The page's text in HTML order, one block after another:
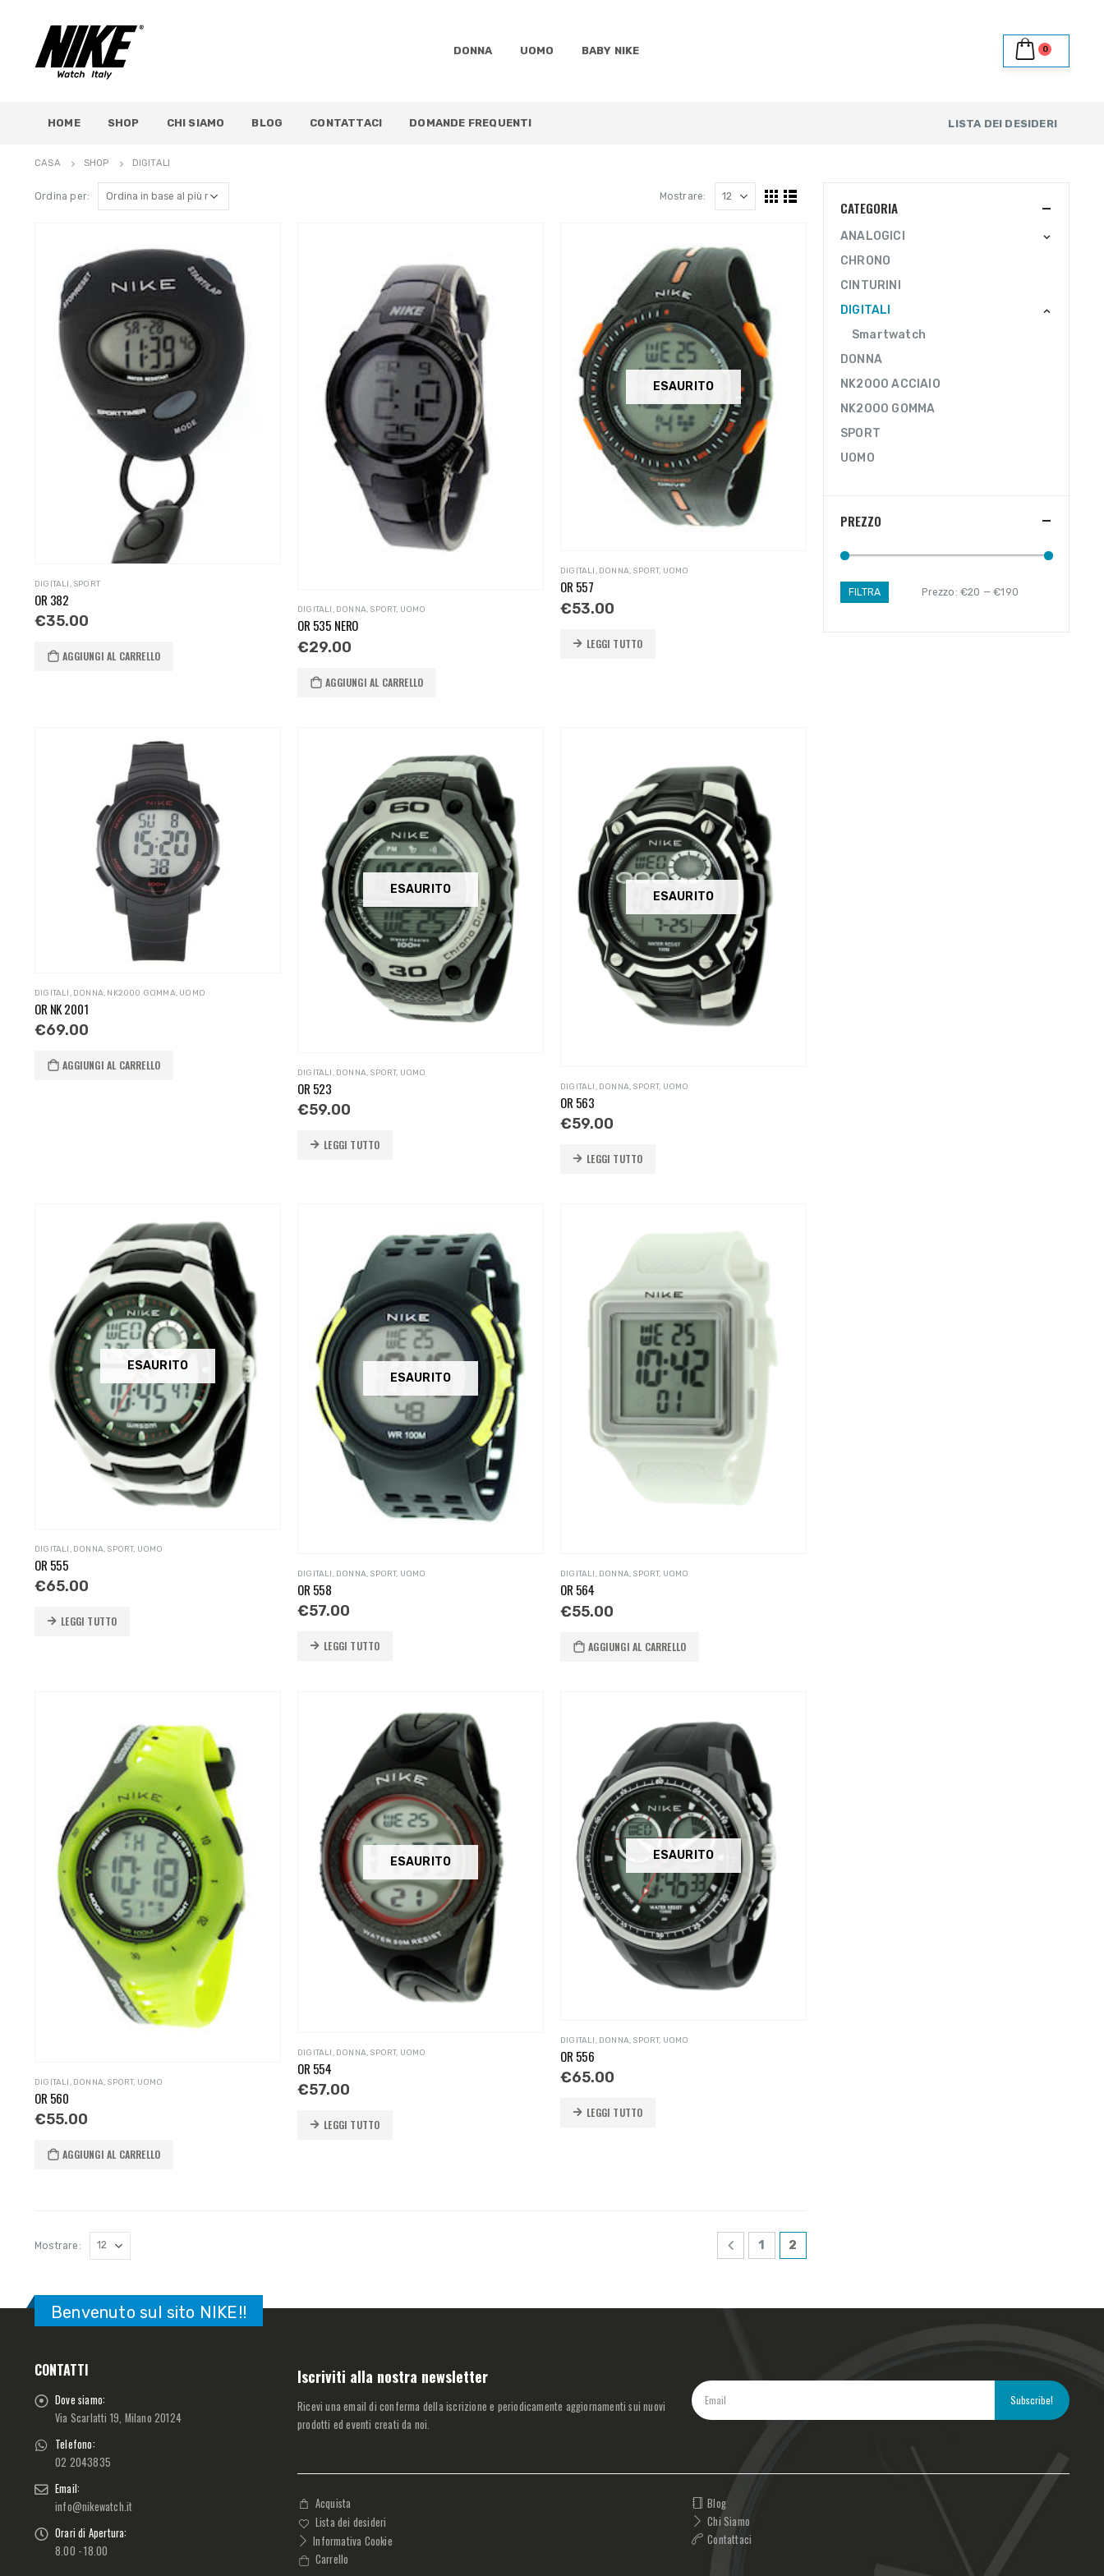
DONNA UOMO BABY NIKE 0
HOME SHOP CHI SIAMO BLOG CONTATTACI DOMANDE FREQUENTI LISTA DEI DESIDERI
CASA SHOP DIGITALI
Ordina per: Mostrare:
DIGITALI, SPORT
OR 382
€35.00
AGGIUNGI AL CARRELLO
DIGITALI, DONNA, SPORT, UOMO
OR 535 NERO
€29.00
AGGIUNGI AL CARRELLO
ESAURITO
DIGITALI , DONNA, SPORT, UOMO
OR 557
€53.00
LEGGI TUTTO
DIGITALI, DONNA, NK2000 GOMMA, UOMO
OR NK 2001
€69.00
AGGIUNGI AL CARRELLO
ESAURITO
DIGITALI, DONNA, SPORT, UOMO
OR 523
€59.00
LEGGI TUTTO
ESAURITO
DIGITALI, DONNA, SPORT, UOMO
OR 563
€59.00
LEGGI TUTTO
ESAURITO
DIGITALI, DONNA, SPORT, UOMO
OR 555
€65.00
LEGGI TUTTO
ESAURITO
DIGITALI, DONNA, SPORT, UOMO
OR 558
€57.00
LEGGI TUTTO
DIGITALI , DONNA, SPORT, UOMO
OR 564
€55.00
AGGIUNGI AL CARRELLO
DIGITALI, DONNA, SPORT, UOMO
OR 560
€55.00
AGGIUNGI AL CARRELLO
ESAURITO
DIGITALI, DONNA, SPORT, UOMO
OR 554
€57.00
LEGGI TUTTO
ESAURITO
DIGITALI, DONNA, SPORT, UOMO
OR 556
€65.00
LEGGI TUTTO
Mostrare: 1 2
CATEGORIA
ANALOGICI
CHRONO
CINTURINI
DIGITALI
Smartwatch
DONNA
NK2000 ACCIAIO
NK2000 GOMMA
SPORT
UOMO
PREZZO
FILTRA Prezzo:€20 —€190
Benvenuto sul sito NIKE!!
CONTATTI
Dove siamo:
Via Scarlatti 19, Milano 20124
Telefono:
02 2043835
Email:
info@nikewatch.it
Orari di Apertura:
8.00 - 18.00
Iscriviti alla nostra newsletter
Ricevi una email di conferma della iscrizione e periodicamente aggiornamenti sui nuovi
prodotti ed eventi creati da noi.
Acquista
Lista dei desideri
Informativa Cookie
Carrello
Blog
Chi Siamo
Contattaci